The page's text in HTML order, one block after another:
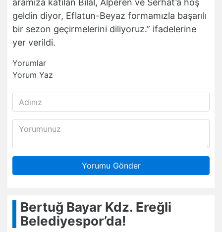
aramıza katılan Bilal, Alperen ve Serhat’a hoş
geldin diyor, Eflatun-Beyaz formamızla başarılı
bir sezon geçirmelerini diliyoruz.” ifadelerine
yer verildi.
Yorumlar
Yorum Yaz
Yorumu Gönder
Bertuğ Bayar Kdz. Ereğli
Belediyespor’da!